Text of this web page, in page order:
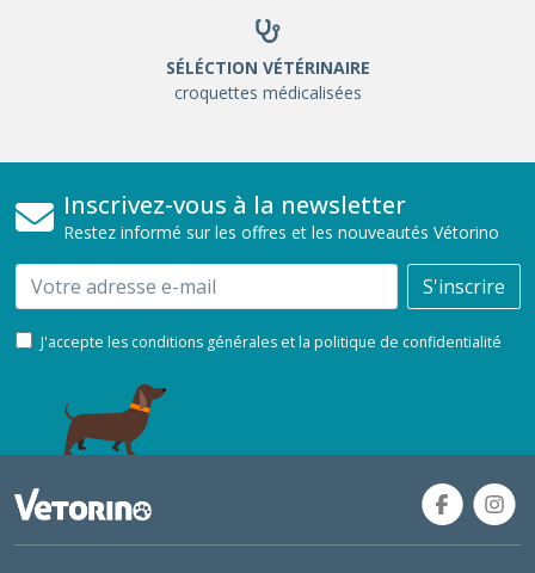
SÉLÉCTION VÉTÉRINAIRE
croquettes médicalisées
Inscrivez-vous à la newsletter
Restez informé sur les offres et les nouveautés Vétorino
Email S'inscrire
J'accepte les conditions générales et la politique de confidentialité